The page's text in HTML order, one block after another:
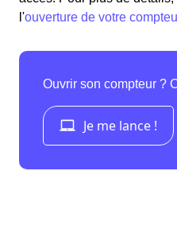
l'ouverture de votre